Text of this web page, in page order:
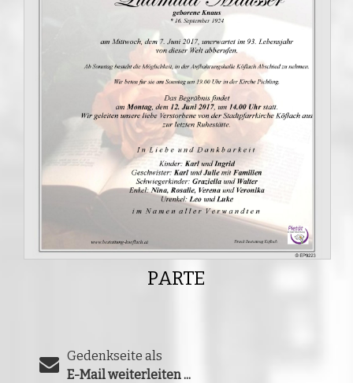
PARTE
Gedenkseite als
E-Mail weiterleiten ...